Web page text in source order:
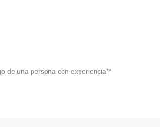
de una persona con experiencia**